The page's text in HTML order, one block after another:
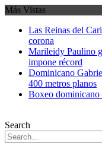
Más Vistas
Las Reinas del
corona
Marileidy Paulino
impone récord
Dominicano
400 metros planos
Boxeo dominicano
Search